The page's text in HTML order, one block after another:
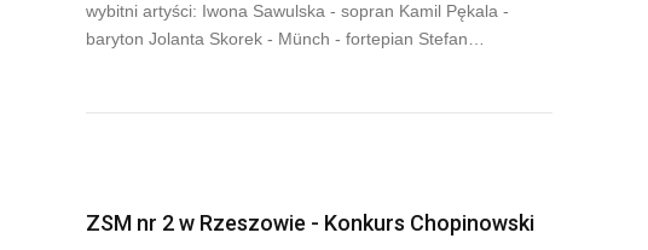
wybitni artyści: Iwona Sawulska - sopran Kamil Pękala -
baryton Jolanta Skorek - Münch - fortepian Stefan…
ZSM nr 2 w Rzeszowie - Konkurs Chopinowski